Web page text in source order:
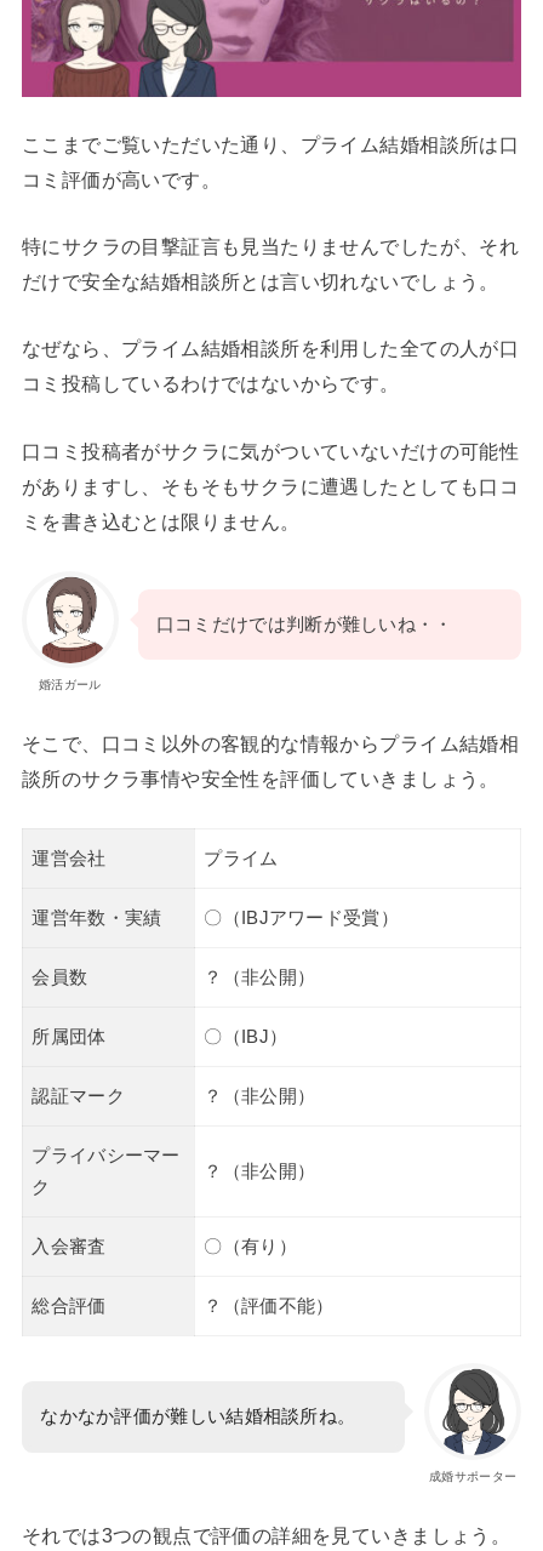
ここまでご覧いただいた通り、プライム結婚相談所は口
コミ評価が高いです。
特にサクラの目撃証言も見当たりませんでしたが、それ
だけで安全な結婚相談所とは言い切れないでしょう。
なぜなら、プライム結婚相談所を利用した全ての人が口
コミ投稿しているわけではないからです。
口コミ投稿者がサクラに気がついていないだけの可能性
がありますし、そもそもサクラに遭遇したとしても口コ
ミを書き込むとは限りません。
婚活ガール
口コミだけでは判断が難しいね・・
そこで、口コミ以外の客観的な情報からプライム結婚相
談所のサクラ事情や安全性を評価していきましょう。
運営会社 プライム
運営年数・実績 〇（IBJアワード受賞）
会員数 ？（非公開）
所属団体 〇（IBJ）
認証マーク ？（非公開）
プライバシーマー
ク
？（非公開）
入会審査 〇（有り）
総合評価 ？（評価不能）
成婚サポーター
なかなか評価が難しい結婚相談所ね。
それでは3つの観点で評価の詳細を見ていきましょう。